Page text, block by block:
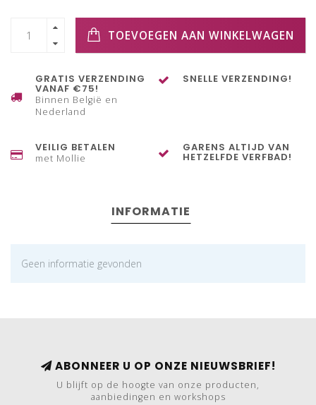
TOEVOEGEN AAN WINKELWAGEN
GRATIS VERZENDING
VANAF €75!
Binnen België en
Nederland
SNELLE VERZENDING!
VEILIG BETALEN
met Mollie
GARENS ALTIJD VAN
HETZELFDE VERFBAD!
INFORMATIE
Geen informatie gevonden
ABONNEER U OP ONZE NIEUWSBRIEF!
U blijft op de hoogte van onze producten,
aanbiedingen en workshops